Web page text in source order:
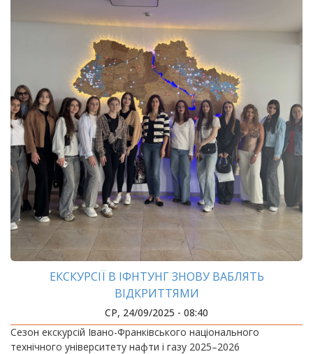
ЕКСКУРСІЇ В ІФНТУНГ ЗНОВУ ВАБЛЯТЬ
ВІДКРИТТЯМИ
СР, 24/09/2025 - 08:40
Сезон екскурсій Івано-Франківського національного
технічного університету нафти і газу 2025–2026